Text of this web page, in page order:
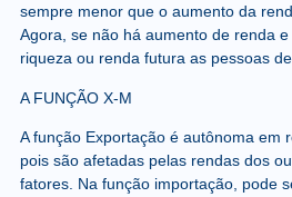
sempre menor que o aumento da
Agora, se não há aumento de renda
riqueza ou renda futura as pessoas
A FUNÇÃO X-M
A função Exportação é autônoma em
pois são afetadas pelas rendas dos
fatores. Na função importação, pode